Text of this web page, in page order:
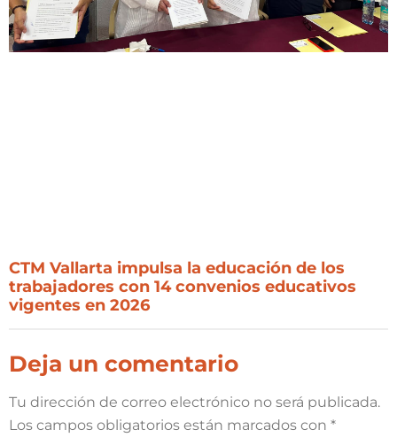
CTM Vallarta impulsa la educación de los
trabajadores con 14 convenios educativos
vigentes en 2026
Deja un comentario
Tu dirección de correo electrónico no será publicada.
Los campos obligatorios están marcados con *